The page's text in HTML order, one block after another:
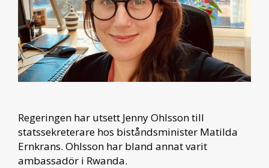
Regeringen har utsett Jenny Ohlsson till
statssekreterare hos biståndsminister Matilda
Ernkrans. Ohlsson har bland annat varit
ambassadör i Rwanda.